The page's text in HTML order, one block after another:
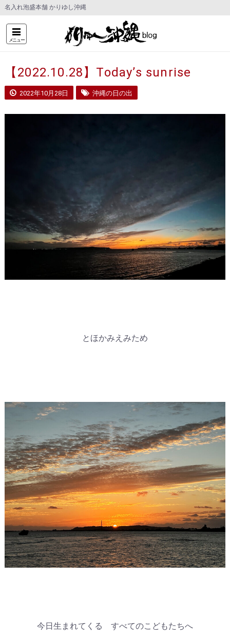
名入れ泡盛本舗 かりゆし沖縄
メニュー
【2022.10.28】Today’s sunrise
2022年10月28日 沖縄の日の出
とほかみえみため
今日生まれてくる すべてのこどもたちへ